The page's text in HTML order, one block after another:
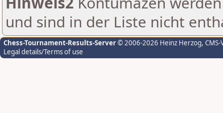
und sind in der Liste nicht
Chess-Tournament-Results-Server© 2006-2026 Heinz Herzog,
Legal details/Terms of use